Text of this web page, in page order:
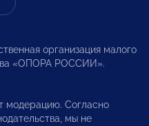
организация малого
«ОПОРА РОССИИ».
модерацию. Согласно
мы не